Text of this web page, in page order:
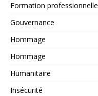
Formation professionnelle
Gouvernance
Hommage
Hommage
Humanitaire
Insécurité